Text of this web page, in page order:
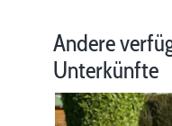
Andere
Unterkünfte